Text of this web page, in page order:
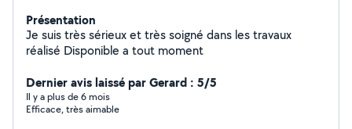
Présentation
Je suis très sérieux et très soigné dans les travaux
réalisé Disponible a tout moment
Dernier avis laissé par Gerard : 5/5
Il y a plus de 6 mois
Efficace, très aimable